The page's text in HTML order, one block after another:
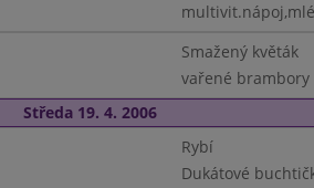
Smažený květák
vařené brambory
Středa 19. 4. 2006
Rybí
Dukátové